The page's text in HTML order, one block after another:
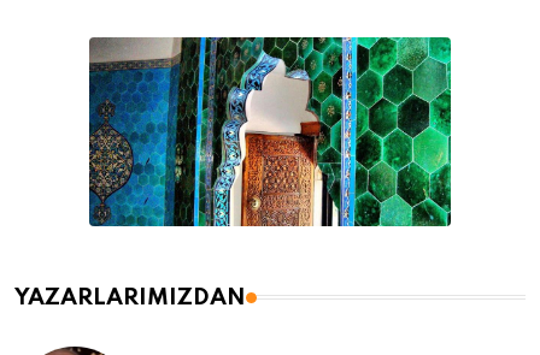
YAZARLARIMIZDAN